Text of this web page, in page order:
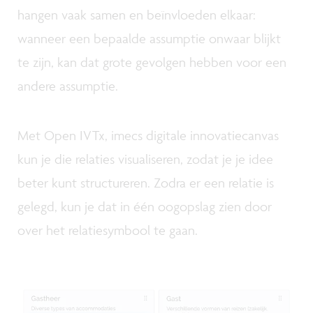
hangen vaak samen en beïnvloeden elkaar:
wanneer een bepaalde assumptie onwaar blijkt
te zijn, kan dat grote gevolgen hebben voor een
andere assumptie.
Met Open IVTx, imecs digitale innovatiecanvas
kun je die relaties visualiseren, zodat je je idee
beter kunt structureren. Zodra er een relatie is
gelegd, kun je dat in één oogopslag zien door
over het relatiesymbool te gaan.